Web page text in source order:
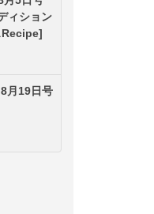
ィション
Recipe]
月19日号